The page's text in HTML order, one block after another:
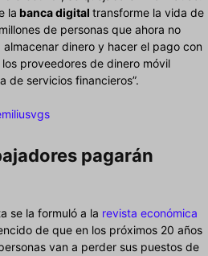
la banca digital transforme la vida de
de personas que ahora no
dinero y hacer el pago con
proveedores de dinero móvil
de servicios financieros”.
pagarán
se la formuló a la revista económica
de que en los próximos 20 años
van a perder sus puestos de